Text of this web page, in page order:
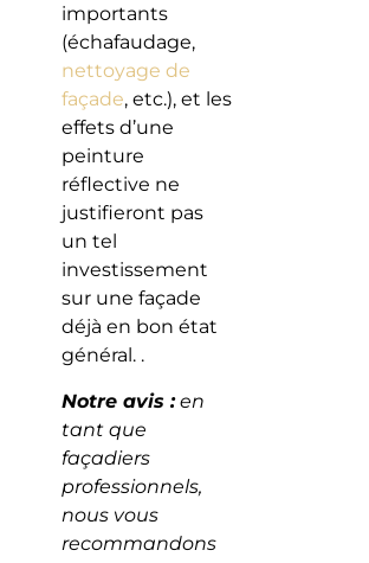
importants
(échafaudage,
nettoyage de
façade, etc.), et les
effets d’une
peinture
réflective ne
justifieront pas
un tel
investissement
sur une façade
déjà en bon état
général. .
Notre avis :en
tant que
façadiers
professionnels,
nous vous
recommandons